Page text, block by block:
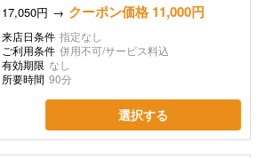
17,050円 クーポン価格 11,000円
来店日条件 指定なし
ご利用条件 併用不可/サービス料込
有効期限 なし
所要時間 90分
選択する